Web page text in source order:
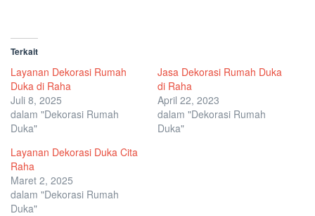
Terkait
Layanan Dekorasi Rumah
Duka di Raha
Juli 8, 2025
dalam "Dekorasi Rumah
Duka"
Jasa Dekorasi Rumah Duka
di Raha
April 22, 2023
dalam "Dekorasi Rumah
Duka"
Layanan Dekorasi Duka Cita
Raha
Maret 2, 2025
dalam "Dekorasi Rumah
Duka"